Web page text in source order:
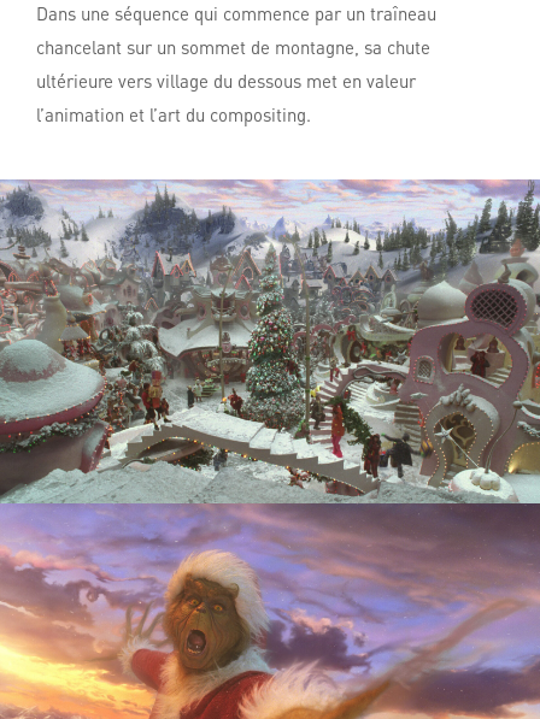
Dans une séquence qui commence par un traîneau
chancelant sur un sommet de montagne, sa chute
ultérieure vers village du dessous met en valeur
l’animation et l’art du compositing.